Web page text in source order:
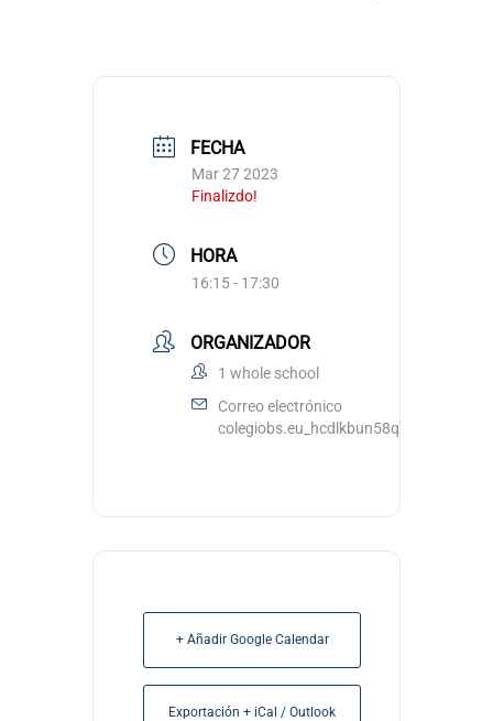
FECHA
Mar 27 2023
Finalizdo!
HORA
16:15 - 17:30
ORGANIZADOR
1 whole school
Correo electrónico
+ Añadir Google Calendar
Exportación + iCal / Outlook